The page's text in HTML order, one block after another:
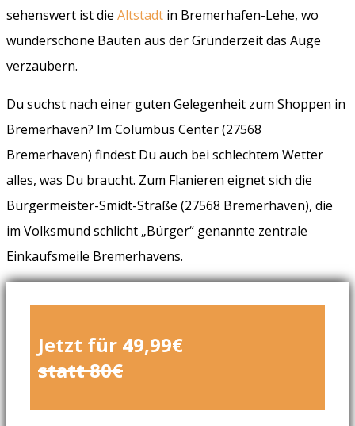
sehenswert ist die Altstadt in Bremerhafen-Lehe, wo
wunderschöne Bauten aus der Gründerzeit das Auge
verzaubern.
Du suchst nach einer guten Gelegenheit zum Shoppen in
Bremerhaven? Im Columbus Center (27568
Bremerhaven) findest Du auch bei schlechtem Wetter
alles, was Du braucht. Zum Flanieren eignet sich die
Bürgermeister-Smidt-Straße (27568 Bremerhaven), die
im Volksmund schlicht „Bürger“ genannte zentrale
Einkaufsmeile Bremerhavens.
Jetzt für 49,99€
statt 80€